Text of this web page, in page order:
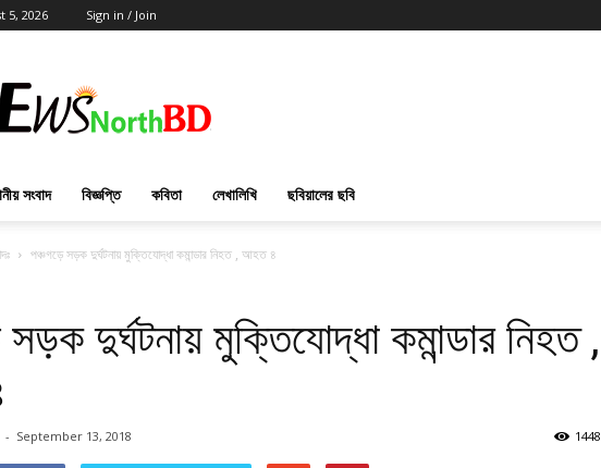
5, 2026 Sign in / Join
সংবাদ বিজ্ঞপ্তি কবিতা লেখালিখি ছবিয়ালের ছবি
পঞ্চগড়ে সড়ক দুর্ঘটনায় মুক্তিযোদ্ধা কমান্ডার নিহত , আহত ৪
দুর্ঘটনায় মুক্তিযোদ্ধা কমান্ডার নিহত ,
- September 13, 2018 1448